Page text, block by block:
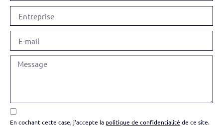
En cochant cette case, j'accepte la politique de confidentialité de ce site.